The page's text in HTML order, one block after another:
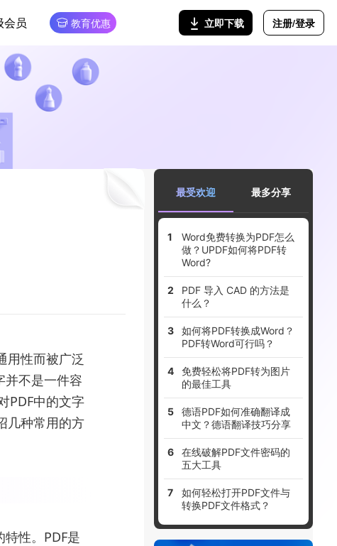
会员 教育优惠 立即下载 注册/登录
用性而被广泛
并不是一件容
PDF中的文字
几种常用的方
性。PDF是
最受欢迎 最多分享
Word免费转换为PDF怎么
做？UPDF如何将PDF转
Word?
PDF 导入 CAD 的方法是
什么？
如何将PDF转换成Word？
PDF转Word可行吗？
免费轻松将PDF转为图片
的最佳工具
德语PDF如何准确翻译成
中文？德语翻译技巧分享
在线破解PDF文件密码的
五大工具
如何轻松打开PDF文件与
转换PDF文件格式？